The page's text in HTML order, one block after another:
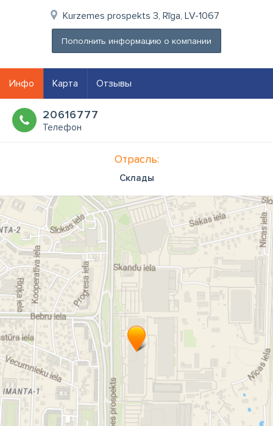
Kurzemes prospekts 3, Rīga, LV-1067
Пополнить информацию о компании
Инфо Карта Отзывы
20616777
Телефон
Отрасль:
Склады